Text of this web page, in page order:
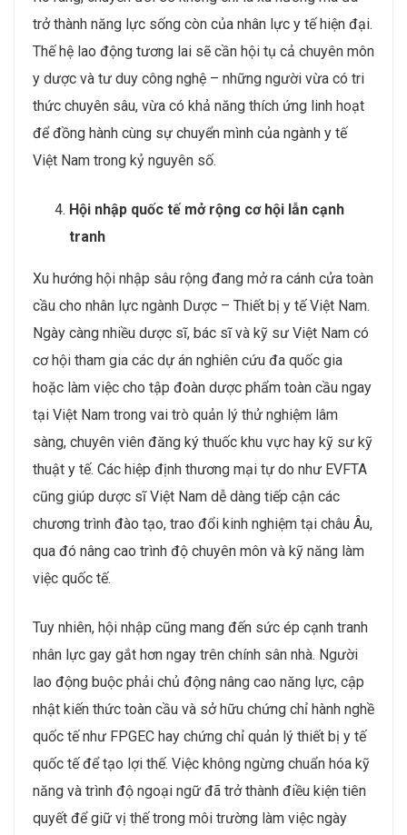
trở thành năng lực sống còn của nhân lực y tế hiện đại.
Thế hệ lao động tương lai sẽ cần hội tụ cả chuyên môn
y dược và tư duy công nghệ – những người vừa có tri
thức chuyên sâu, vừa có khả năng thích ứng linh hoạt
để đồng hành cùng sự chuyển mình của ngành y tế
Việt Nam trong kỷ nguyên số.
Hội nhập quốc tế mở rộng cơ hội lẫn cạnh
tranh
Xu hướng hội nhập sâu rộng đang mở ra cánh cửa toàn
cầu cho nhân lực ngành Dược – Thiết bị y tế Việt Nam.
Ngày càng nhiều dược sĩ, bác sĩ và kỹ sư Việt Nam có
cơ hội tham gia các dự án nghiên cứu đa quốc gia
hoặc làm việc cho tập đoàn dược phẩm toàn cầu ngay
tại Việt Nam trong vai trò quản lý thử nghiệm lâm
sàng, chuyên viên đăng ký thuốc khu vực hay kỹ sư kỹ
thuật y tế. Các hiệp định thương mại tự do như EVFTA
cũng giúp dược sĩ Việt Nam dễ dàng tiếp cận các
chương trình đào tạo, trao đổi kinh nghiệm tại châu Âu,
qua đó nâng cao trình độ chuyên môn và kỹ năng làm
việc quốc tế.
Tuy nhiên, hội nhập cũng mang đến sức ép cạnh tranh
nhân lực gay gắt hơn ngay trên chính sân nhà. Người
lao động buộc phải chủ động nâng cao năng lực, cập
nhật kiến thức toàn cầu và sở hữu chứng chỉ hành nghề
quốc tế như FPGEC hay chứng chỉ quản lý thiết bị y tế
quốc tế để tạo lợi thế. Việc không ngừng chuẩn hóa kỹ
năng và trình độ ngoại ngữ đã trở thành điều kiện tiên
quyết để giữ vị thế trong môi trường làm việc ngày